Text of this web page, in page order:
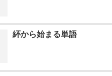
紑から始まる単語